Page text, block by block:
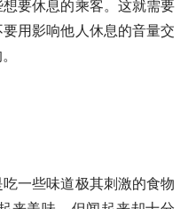
要休息的乘客。这就需要
用影响他人休息的音量交
一些味道极其刺激的食物